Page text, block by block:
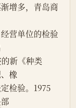
增多，青岛商
营单位的检验
新《种类
橡
检验。1975
部